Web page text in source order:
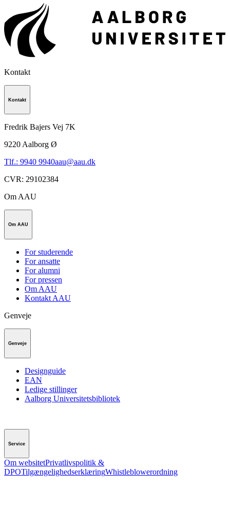
Kontakt
Kontakt
Fredrik Bajers Vej 7K
9220Aalborg Ø
Tlf.: 9940 9940aau@aau.dk
CVR: 29102384
Om AAU
Om AAU
For studerende
For ansatte
For alumni
For pressen
Om AAU
Kontakt AAU
Genveje
Genveje
Designguide
EAN
Ledige stillinger
Aalborg Universitetsbibliotek
Service
Om websitetPrivatlivspolitik &
DPOTilgængelighedserklæringWhistleblowerordning